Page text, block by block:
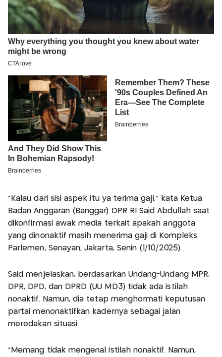
"Kalau dari sisi aspek itu ya terima gaji," kata Ketua
Badan Anggaran (Banggar) DPR RI Said Abdullah saat
dikonfirmasi awak media terkait apakah anggota
yang dinonaktif masih menerima gaji di Kompleks
Parlemen, Senayan, Jakarta, Senin (1/10/2025).
Said menjelaskan, berdasarkan Undang-Undang MPR,
DPR, DPD, dan DPRD (UU MD3) tidak ada istilah
nonaktif. Namun, dia tetap menghormati keputusan
partai menonaktifkan kadernya sebagai jalan
meredakan situasi.
"Memang tidak mengenal istilah nonaktif. Namun,